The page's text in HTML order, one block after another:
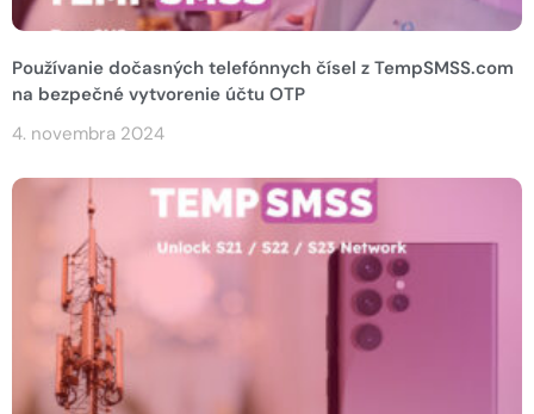
Používanie dočasných telefónnych čísel z TempSMSS.com
na bezpečné vytvorenie účtu OTP
4. novembra 2024